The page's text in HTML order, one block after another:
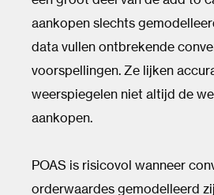
aankopen slechts
data vullen ontbrekende
voorspellingen. Ze lijken
weerspiegelen niet altijd de
aankopen.
POAS is risicovol wanneer
orderwaardes gemodelleerd